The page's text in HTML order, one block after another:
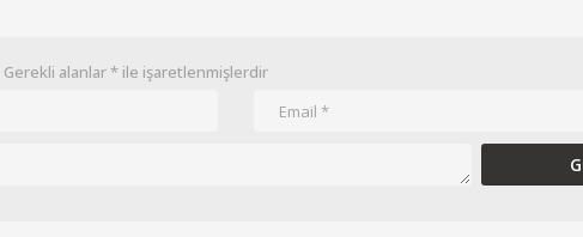
Gerekli alanlar*ile işaretlenmişlerdir